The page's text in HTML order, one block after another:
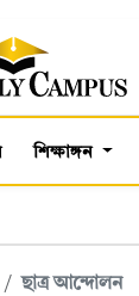
শিক্ষাঙ্গন
ছাত্র আন্দোলন